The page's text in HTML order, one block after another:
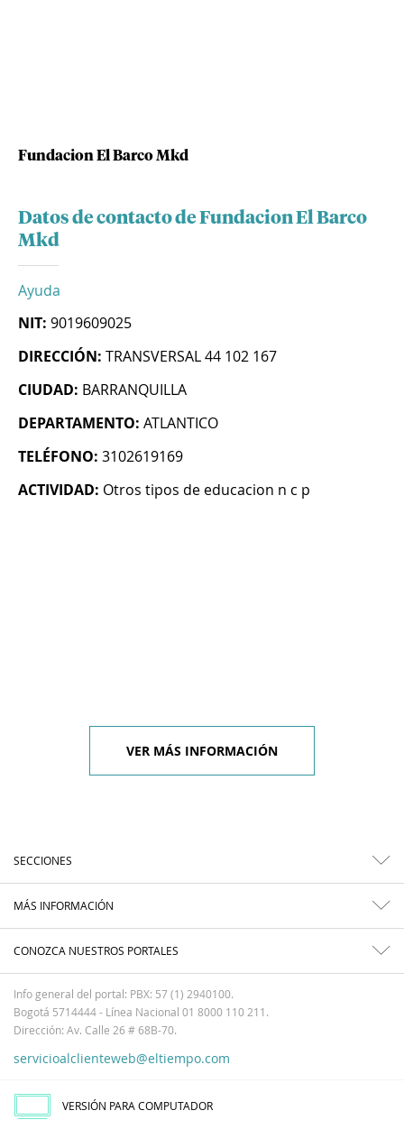
Fundacion El Barco Mkd
Datos de contacto de Fundacion El Barco
Mkd
Ayuda
NIT: 9019609025
DIRECCIÓN: TRANSVERSAL 44 102 167
CIUDAD: BARRANQUILLA
DEPARTAMENTO: ATLANTICO
TELÉFONO: 3102619169
ACTIVIDAD: Otros tipos de educacion n c p
VER MÁS INFORMACIÓN
SECCIONES
MÁS INFORMACIÓN
CONOZCA NUESTROS PORTALES
Info general del portal: PBX: 57 (1) 2940100.
Bogotá 5714444 - Línea Nacional 01 8000 110 211.
Dirección: Av. Calle 26 # 68B-70.
servicioalclienteweb@eltiempo.com
VERSIÓN PARA COMPUTADOR